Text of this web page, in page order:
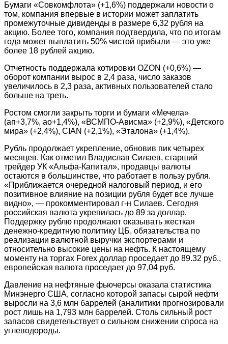
Бумаги «Совкомфлота» (+1,6%) поддержали новости о
том, компания впервые в истории может заплатить
промежуточные дивиденды в размере 6,32 рубля на
акцию. Более того, компания подтвердила, что по итогам
года может выплатить 50% чистой прибыли — это уже
более 18 рублей акцию.
Отчетность поддержала котировки OZON (+0,6%) —
оборот компании вырос в 2,4 раза, число заказов
увеличилось в 2,3 раза, активных пользователей стало
больше на треть.
Ростом смогли закрыть торги и бумаги «Мечела»
(ап+3,7%, ао+1,4%), «ВСМПО-Ависма» (+2,9%), «Детского
мира» (+2,4%), CIAN (+2,1%), «Эталона» (+1,4%).
Рубль продолжает укрепление, обновив пик четырех
месяцев. Как отметил Владислав Силаев, старший
трейдер УК «Альфа-Капитал», продавцы валюты
остаются в большинстве, что работает в пользу рубля.
«Приближается очередной налоговый период, и его
позитивное влияние на позиции рубля будет все лучше
видно», — прокомментировал г-н Силаев. Сегодня
российская валюта укрепилась до 89 за доллар.
Поддержку рублю продолжают оказывать жесткая
денежно-кредитную политику ЦБ, обязательства по
реализации валютной выручки экспортерами и
относительно высокие цены на нефть. К настоящему
моменту на торгах Forex доллар проседает до 89.32 руб.,
европейская валюта проседает до 97,04 руб.
Давление на нефтяные фьючерсы оказала статистика
Минэнерго США, согласно которой запасы сырой нефти
выросли на 3,6 млн баррелей (аналитики прогнозировали
рост лишь на 1,793 млн баррелей. Столь сильный рост
запасов свидетельствует о сильном снижении спроса на
углеводороды.